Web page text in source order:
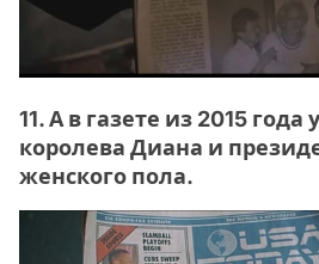
11. А в газете из 2015
королева Диана и
женского пола.